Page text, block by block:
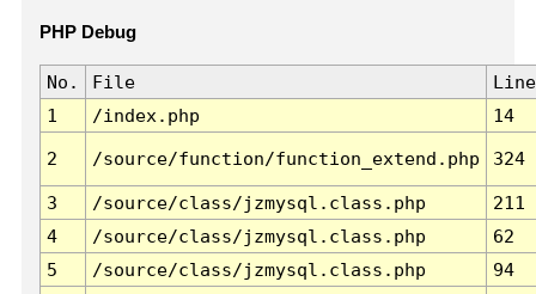
PHP Debug
No. File
Line
1
/index.php 14
2 /source/function/function_extend.php 324
3 /source/class/jzmysql.class.php
211
4
/source/class/jzmysql.class.php
62
5
/source/class/jzmysql.class.php
94